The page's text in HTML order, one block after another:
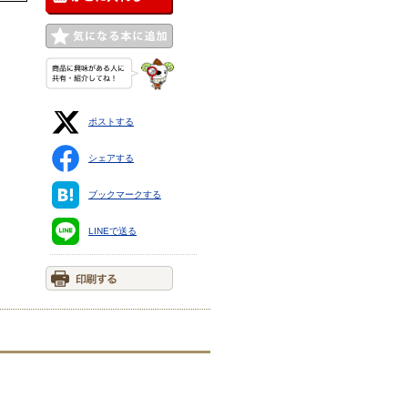
ポストする
シェアする
ブックマークする
LINEで送る